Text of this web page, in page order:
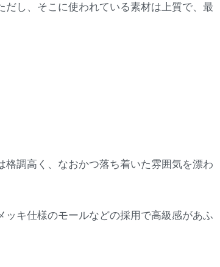
し、そこに使われている素材は上質で、最
調高く、なおかつ落ち着いた雰囲気を漂わ
キ仕様のモールなどの採用で高級感があふ